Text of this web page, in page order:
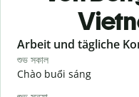
Slide 1 of 6
Arbeit und tägliche
শুভ সকাল
Chào buổi sáng